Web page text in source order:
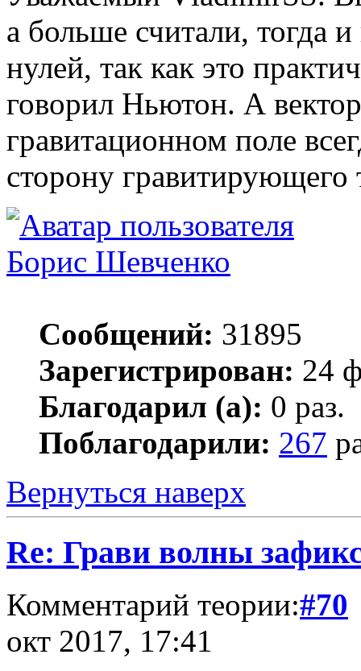
а больше считали, тогда
нулей, так как это
говорил Ньютон. А
гравитационном поле
сторону
Борис Шевченко
Сообщений: 31895
Зарегистрирован: 24
Благодарил (а): 0 раз.
Поблагодарили: 267
Вернуться наверх
Re: Грави волны
Комментарий теории:#70
окт 2017, 17:41